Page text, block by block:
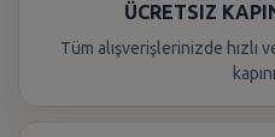
ÜCRETSIZ
Tüm alışverişlerinizde hızlı